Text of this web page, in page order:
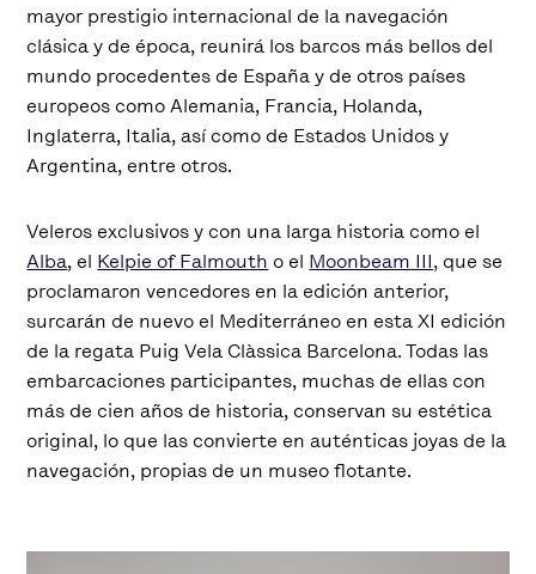
mayor prestigio internacional de la navegación
clásica y de época, reunirá los barcos más bellos del
mundo procedentes de España y de otros países
europeos como Alemania, Francia, Holanda,
Inglaterra, Italia, así como de Estados Unidos y
Argentina, entre otros.
Veleros exclusivos y con una larga historia como el
Alba, el Kelpie of Falmouth o el Moonbeam III, que se
proclamaron vencedores en la edición anterior,
surcarán de nuevo el Mediterráneo en esta XI edición
de la regata Puig Vela Clàssica Barcelona. Todas las
embarcaciones participantes, muchas de ellas con
más de cien años de historia, conservan su estética
original, lo que las convierte en auténticas joyas de la
navegación, propias de un museo flotante.